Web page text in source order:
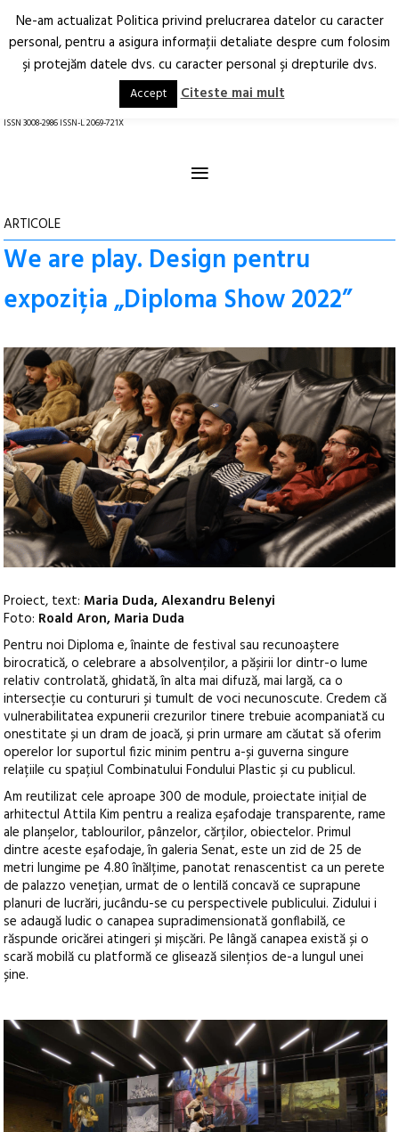
Arhitectură.
Oraș.
RO EN
ISSN 3008-2986 ISSN-L 2069-721X
≡
ARTICOLE
We are play. Design pentru
expoziția „Diploma Show 2022”
Proiect, text:Maria Duda, Alexandru Belenyi
Foto: Roald Aron, Maria Duda
Pentru noi Diploma e, înainte de festival sau recunoaștere
birocratică, o celebrare a absolvenților, a pășirii lor dintr-o lume
relativ controlată, ghidată, în alta mai difuză, mai largă, ca o
intersecție cu contururi și tumult de voci necunoscute. Credem că
vulnerabilitatea expunerii crezurilor tinere trebuie acompaniată cu
onestitate și un dram de joacă, și prin urmare am căutat să oferim
operelor lor suportul fizic minim pentru a-și guverna singure
relațiile cu spațiul Combinatului Fondului Plastic și cu publicul.
Am reutilizat cele aproape 300 de module, proiectate inițial de
arhitectul Attila Kim pentru a realiza eșafodaje transparente, rame
ale planșelor, tablourilor, pânzelor, cărților, obiectelor. Primul
dintre aceste eșafodaje, în galeria Senat, este un zid de 25 de
metri lungime pe 4.80 înălțime, panotat renascentist ca un perete
de palazzo venețian, urmat de o lentilă concavă ce suprapune
planuri de lucrări, jucându-se cu perspectivele publicului. Zidului i
se adaugă ludic o canapea supradimensionată gonflabilă, ce
răspunde oricărei atingeri și mișcări. Pe lângă canapea există și o
scară mobilă cu platformă ce glisează silențios de-a lungul unei
șine.
Ne-am actualizat Politica privind prelucrarea datelor cu caracter
personal, pentru a asigura informaţii detaliate despre cum folosim
şi protejăm datele dvs. cu caracter personal şi drepturile dvs.
Accept Citeste mai mult